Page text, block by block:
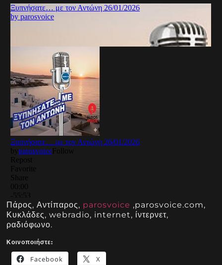
Πάρος, Αντίπαρος, parosvoice ,parosvoice.com,
Κυκλάδες, webradio, internet, ίντερνετ,
ραδιόφωνο.
Κοινοποιήστε:
Facebook X